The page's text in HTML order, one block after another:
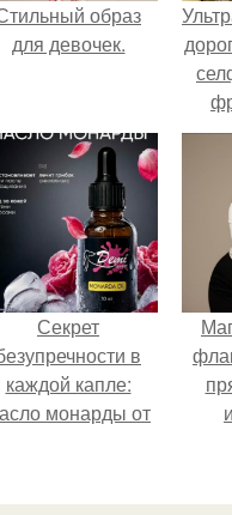
образ
для девочек.
Секрет
в
каждой капле:
монарды от